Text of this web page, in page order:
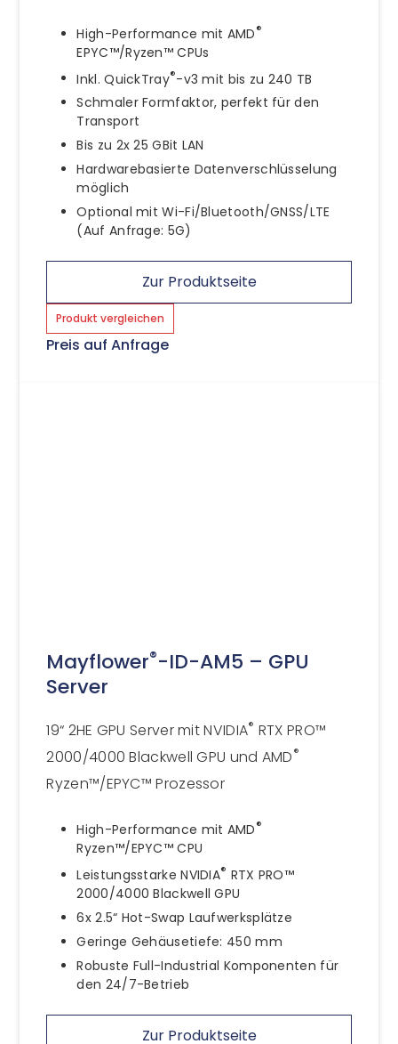
High-Performance mit AMD®
EPYC™/Ryzen™ CPUs
Inkl. QuickTray®-v3 mit bis zu 240 TB
Schmaler Formfaktor, perfekt für den
Transport
Bis zu 2x 25 GBit LAN
Hardwarebasierte Datenverschlüsselung
möglich
Optional mit Wi-Fi/Bluetooth/GNSS/LTE
(Auf Anfrage: 5G)
Zur Produktseite
Produkt vergleichen
Preis auf Anfrage
Mayflower®-ID-AM5 – GPU
Server
19“ 2HE GPU Server mit NVIDIA® RTX PRO™
2000/4000 Blackwell GPU und AMD®
Ryzen™/EPYC™ Prozessor
High-Performance mit AMD®
Ryzen™/EPYC™ CPU
Leistungsstarke NVIDIA® RTX PRO™
2000/4000 Blackwell GPU
6x 2.5“ Hot-Swap Laufwerksplätze
Geringe Gehäusetiefe: 450 mm
Robuste Full-Industrial Komponenten für
den 24/7-Betrieb
Zur Produktseite